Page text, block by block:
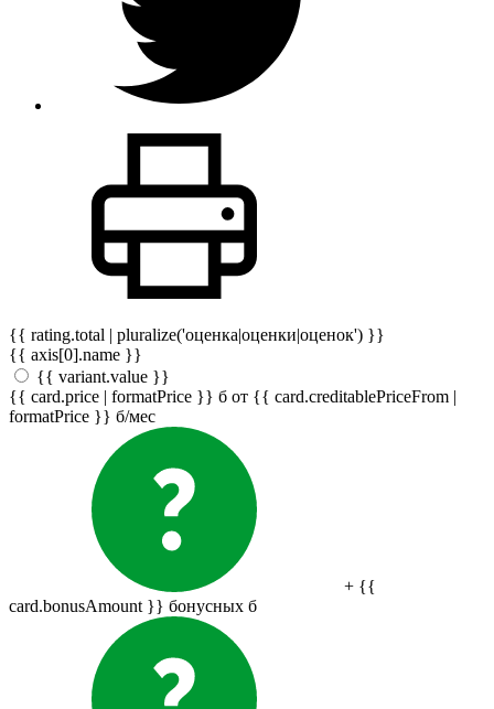
{{ rating.total | pluralize('оценка|оценки|оценок') }}
{{ axis[0].name }}
{{ variant.value }}
{{ card.price | formatPrice }} б от {{ card.creditablePriceFrom |
formatPrice }} б/мес
+ {{
card.bonusAmount }} бонусных б